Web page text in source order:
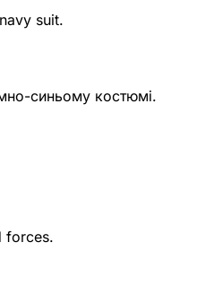
suit.
синьому костюмі.
forces.